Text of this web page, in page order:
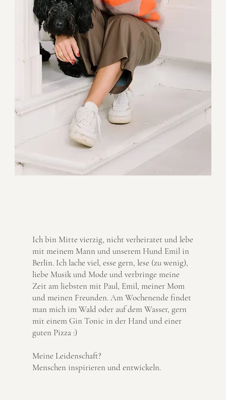
Ich bin Mitte vierzig, nicht verheiratet und lebe
mit meinem Mann und unserem Hund Emil in
Berlin. Ich lache viel, esse gern, lese (zu wenig),
liebe Musik und Mode und verbringe meine
Zeit am liebsten mit Paul, Emil, meiner Mom
und meinen Freunden. Am Wochenende findet
man mich im Wald oder auf dem Wasser, gern
mit einem Gin Tonic in der Hand und einer
guten Pizza :)
Meine Leidenschaft?
Menschen inspirieren und entwickeln.